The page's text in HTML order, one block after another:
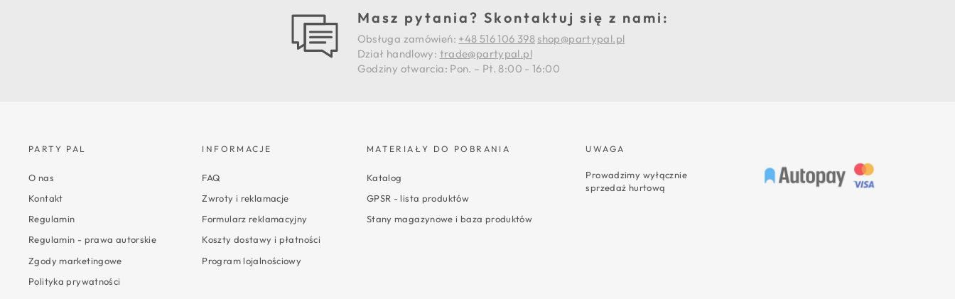
Masz pytania? Skontaktuj się z nami:
Obsługa zamówień: +48 516 106 398 shop@partypal.pl
Dział handlowy: trade@partypal.pl
Godziny otwarcia: Pon. – Pt. 8:00 - 16:00
PARTY PAL
O nas
Kontakt
Regulamin
Regulamin - prawa autorskie
Zgody marketingowe
Polityka prywatności
INFORMACJE
FAQ
Zwroty i reklamacje
Formularz reklamacyjny
Koszty dostawy i płatności
Program lojalnościowy
MATERIAŁY DO POBRANIA
Katalog
GPSR - lista produktów
Stany magazynowe i baza produktów
UWAGA
Prowadzimy wyłącznie
sprzedaż hurtową